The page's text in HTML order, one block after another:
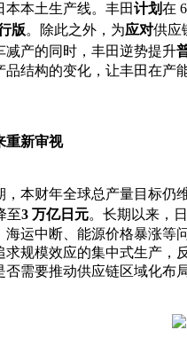
本土生产线。丰田计划在
版。除此之外，为应对供应
减产的同时，丰田逆势提升
结构的变化，让丰田在
重新审视
本财年全球总产量目标仍
至3 万亿日元。长期以来，
运中断、能源价格暴涨
规模效应的集中式生产
否需要推动供应链区域化